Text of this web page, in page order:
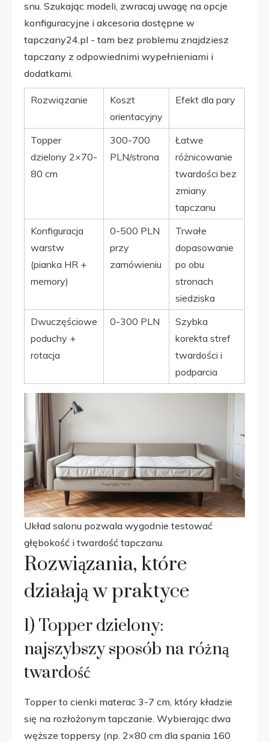
snu. Szukając modeli, zwracaj uwagę na opcje
konfiguracyjne i akcesoria dostępne w
tapczany24.pl - tam bez problemu znajdziesz
tapczany z odpowiednimi wypełnieniami i
dodatkami.
Rozwiązanie
Koszt
orientacyjny
Efekt dla pary
Topper
dzielony 2×70-
80 cm
300-700
PLN/strona
Łatwe
różnicowanie
twardości bez
zmiany
tapczanu
Konfiguracja
warstw
(pianka HR +
memory)
0-500 PLN
przy
zamówieniu
Trwałe
dopasowanie
po obu
stronach
siedziska
Dwuczęściowe
poduchy +
rotacja
0-300 PLN
Szybka
korekta stref
twardości i
podparcia
Układ salonu pozwala wygodnie testować
głębokość i twardość tapczanu.
Rozwiązania, które
działają w praktyce
1) Topper dzielony:
najszybszy sposób na różną
twardość
Topper to cienki materac 3-7 cm, który kładzie
się na rozłożonym tapczanie. Wybierając dwa
węższe toppersy (np. 2×80 cm dla spania 160